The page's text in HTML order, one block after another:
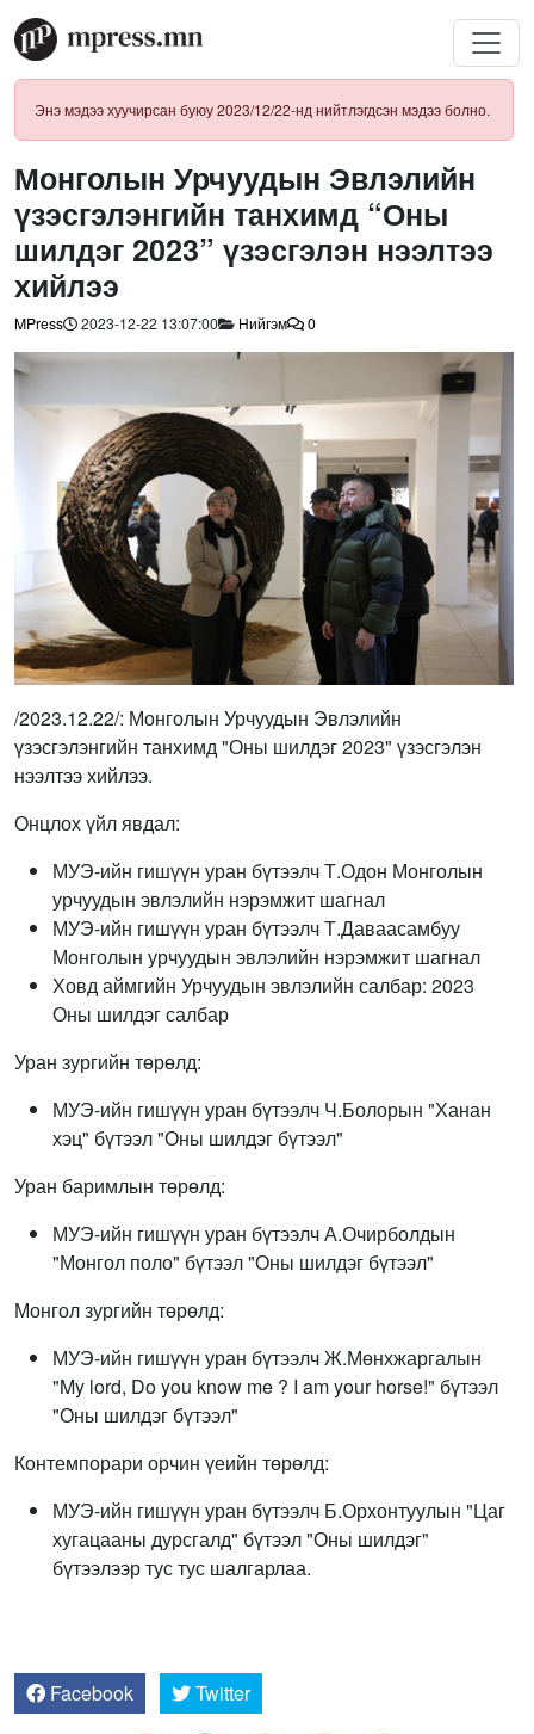
Энэ мэдээ хуучирсан буюу 2023/12/22-нд нийтлэгдсэн мэдээ болно.
Монголын Урчуудын Эвлэлийн
үзэсгэлэнгийн танхимд “Оны
шилдэг 2023” үзэсгэлэн нээлтээ
хийлээ
MPress 2023-12-22 13:07:00 Нийгэм 0
/2023.12.22/: Монголын Урчуудын Эвлэлийн
үзэсгэлэнгийн танхимд "Оны шилдэг 2023" үзэсгэлэн
нээлтээ хийлээ.
Онцлох үйл явдал:
МУЭ-ийн гишүүн уран бүтээлч Т.Одон Монголын
урчуудын эвлэлийн нэрэмжит шагнал
МУЭ-ийн гишүүн уран бүтээлч Т.Даваасамбуу
Монголын урчуудын эвлэлийн нэрэмжит шагнал
Ховд аймгийн Урчуудын эвлэлийн салбар: 2023
Оны шилдэг салбар
Уран зургийн төрөлд:
МУЭ-ийн гишүүн уран бүтээлч Ч.Болорын "Ханан
хэц" бүтээл "Оны шилдэг бүтээл"
Уран баримлын төрөлд:
МУЭ-ийн гишүүн уран бүтээлч А.Очирболдын
"Монгол поло" бүтээл "Оны шилдэг бүтээл"
Монгол зургийн төрөлд:
МУЭ-ийн гишүүн уран бүтээлч Ж.Мөнхжаргалын
"My lord, Do you know me ? I am your horse!" бүтээл
"Оны шилдэг бүтээл"
Контемпорари орчин үеийн төрөлд:
МУЭ-ийн гишүүн уран бүтээлч Б.Орхонтуулын "Цаг
хугацааны дурсгалд" бүтээл "Оны шилдэг"
бүтээлээр тус тус шалгарлаа.
Facebook Twitter